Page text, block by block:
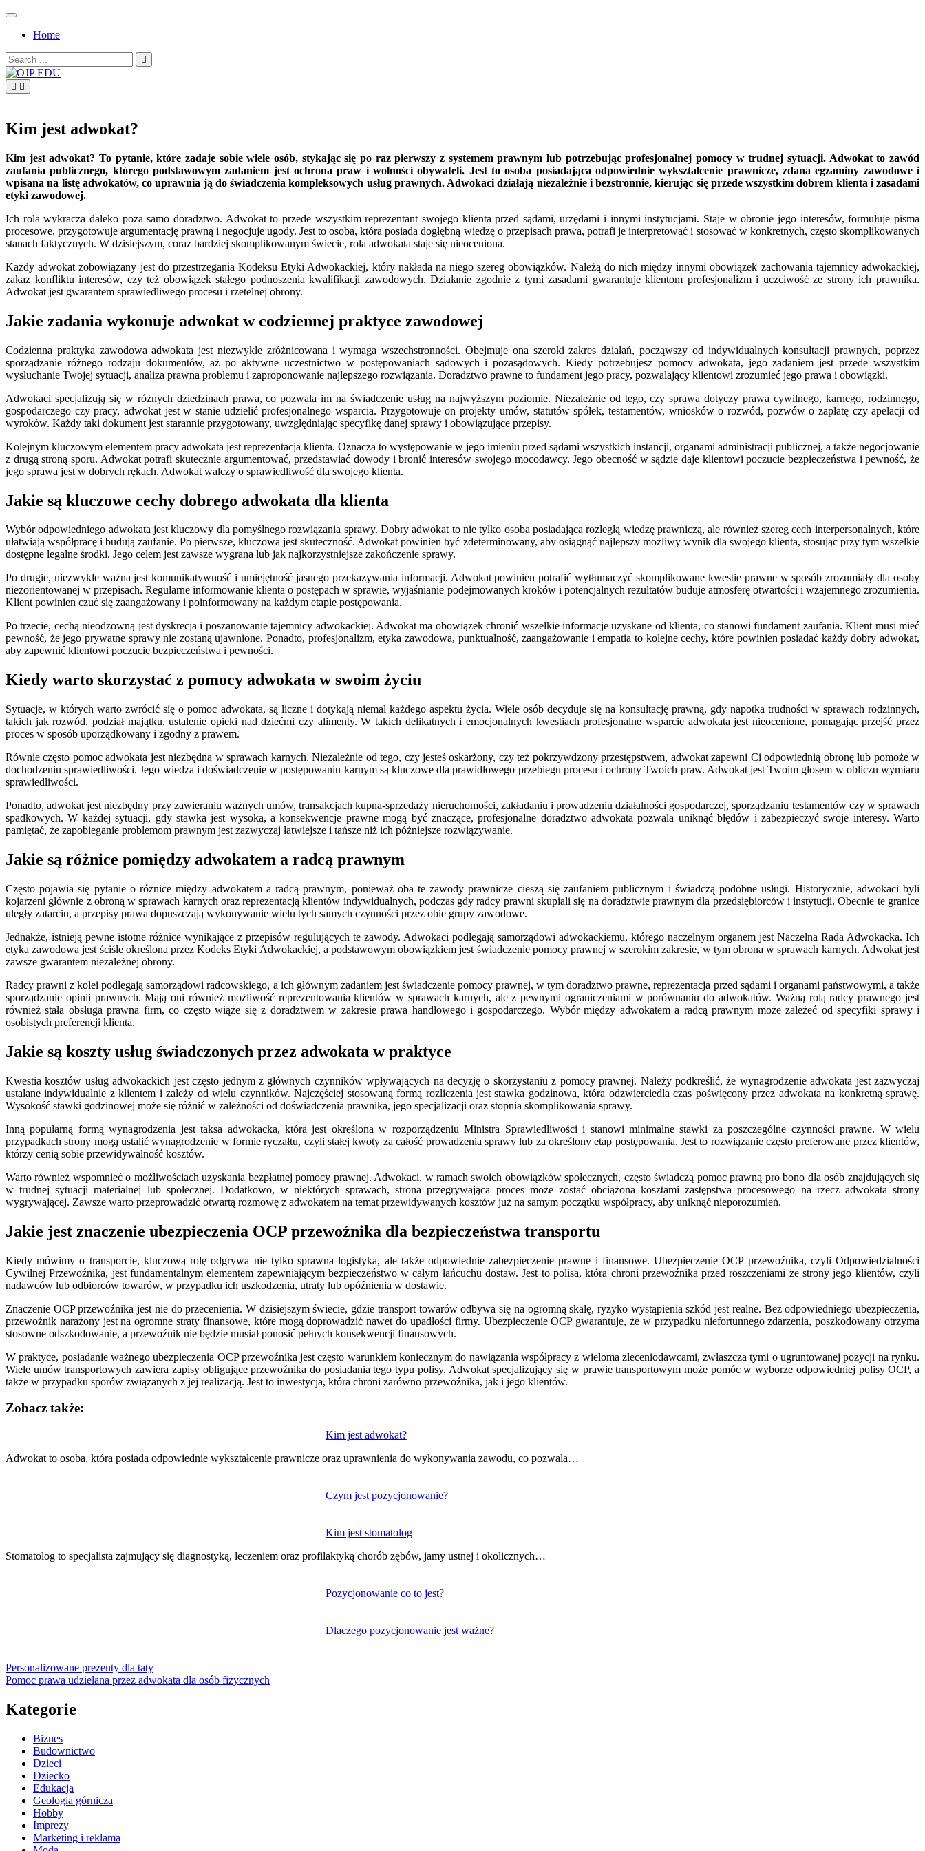
Skip
contentHome
Search
for:
Kim jest adwokat?
Kim jest adwokat? To pytanie, które zadaje sobie wiele osób, stykając się po raz pierwszy z systemem prawnym lub potrzebując profesjonalnej pomocy w trudnej sytuacji. Adwokat to zawód
zaufania publicznego, którego podstawowym zadaniem jest ochrona praw i wolności obywateli. Jest to osoba posiadająca odpowiednie wykształcenie prawnicze, zdana egzaminy zawodowe i
wpisana na listę adwokatów, co uprawnia ją do świadczenia kompleksowych usług prawnych. Adwokaci działają niezależnie i bezstronnie, kierując się przede wszystkim dobrem klienta i zasadami
etyki zawodowej.
Ich rola wykracza daleko poza samo doradztwo. Adwokat to przede wszystkim reprezentant swojego klienta przed sądami, urzędami i innymi instytucjami. Staje w obronie jego interesów, formułuje pisma
procesowe, przygotowuje argumentację prawną i negocjuje ugody. Jest to osoba, która posiada dogłębną wiedzę o przepisach prawa, potrafi je interpretować i stosować w konkretnych, często skomplikowanych
stanach faktycznych. W dzisiejszym, coraz bardziej skomplikowanym świecie, rola adwokata staje się nieoceniona.
Każdy adwokat zobowiązany jest do przestrzegania Kodeksu Etyki Adwokackiej, który nakłada na niego szereg obowiązków. Należą do nich między innymi obowiązek zachowania tajemnicy adwokackiej,
zakaz konfliktu interesów, czy też obowiązek stałego podnoszenia kwalifikacji zawodowych. Działanie zgodnie z tymi zasadami gwarantuje klientom profesjonalizm i uczciwość ze strony ich prawnika.
Adwokat jest gwarantem sprawiedliwego procesu i rzetelnej obrony.
Jakie zadania wykonuje adwokat w codziennej praktyce zawodowej
Codzienna praktyka zawodowa adwokata jest niezwykle zróżnicowana i wymaga wszechstronności. Obejmuje ona szeroki zakres działań, począwszy od indywidualnych konsultacji prawnych, poprzez
sporządzanie różnego rodzaju dokumentów, aż po aktywne uczestnictwo w postępowaniach sądowych i pozasądowych. Kiedy potrzebujesz pomocy adwokata, jego zadaniem jest przede wszystkim
wysłuchanie Twojej sytuacji, analiza prawna problemu i zaproponowanie najlepszego rozwiązania. Doradztwo prawne to fundament jego pracy, pozwalający klientowi zrozumieć jego prawa i obowiązki.
Adwokaci specjalizują się w różnych dziedzinach prawa, co pozwala im na świadczenie usług na najwyższym poziomie. Niezależnie od tego, czy sprawa dotyczy prawa cywilnego, karnego, rodzinnego,
gospodarczego czy pracy, adwokat jest w stanie udzielić profesjonalnego wsparcia. Przygotowuje on projekty umów, statutów spółek, testamentów, wniosków o rozwód, pozwów o zapłatę czy apelacji od
wyroków. Każdy taki dokument jest starannie przygotowany, uwzględniając specyfikę danej sprawy i obowiązujące przepisy.
Kolejnym kluczowym elementem pracy adwokata jest reprezentacja klienta. Oznacza to występowanie w jego imieniu przed sądami wszystkich instancji, organami administracji publicznej, a także negocjowanie
z drugą stroną sporu. Adwokat potrafi skutecznie argumentować, przedstawiać dowody i bronić interesów swojego mocodawcy. Jego obecność w sądzie daje klientowi poczucie bezpieczeństwa i pewność, że
jego sprawa jest w dobrych rękach. Adwokat walczy o sprawiedliwość dla swojego klienta.
Jakie są kluczowe cechy dobrego adwokata dla klienta
Wybór odpowiedniego adwokata jest kluczowy dla pomyślnego rozwiązania sprawy. Dobry adwokat to nie tylko osoba posiadająca rozległą wiedzę prawniczą, ale również szereg cech interpersonalnych, które
ułatwiają współpracę i budują zaufanie. Po pierwsze, kluczowa jest skuteczność. Adwokat powinien być zdeterminowany, aby osiągnąć najlepszy możliwy wynik dla swojego klienta, stosując przy tym wszelkie
dostępne legalne środki. Jego celem jest zawsze wygrana lub jak najkorzystniejsze zakończenie sprawy.
Po drugie, niezwykle ważna jest komunikatywność i umiejętność jasnego przekazywania informacji. Adwokat powinien potrafić wytłumaczyć skomplikowane kwestie prawne w sposób zrozumiały dla osoby
niezorientowanej w przepisach. Regularne informowanie klienta o postępach w sprawie, wyjaśnianie podejmowanych kroków i potencjalnych rezultatów buduje atmosferę otwartości i wzajemnego zrozumienia.
Klient powinien czuć się zaangażowany i poinformowany na każdym etapie postępowania.
Po trzecie, cechą nieodzowną jest dyskrecja i poszanowanie tajemnicy adwokackiej. Adwokat ma obowiązek chronić wszelkie informacje uzyskane od klienta, co stanowi fundament zaufania. Klient musi mieć
pewność, że jego prywatne sprawy nie zostaną ujawnione. Ponadto, profesjonalizm, etyka zawodowa, punktualność, zaangażowanie i empatia to kolejne cechy, które powinien posiadać każdy dobry adwokat,
aby zapewnić klientowi poczucie bezpieczeństwa i pewności.
Kiedy warto skorzystać z pomocy adwokata w swoim życiu
Sytuacje, w których warto zwrócić się o pomoc adwokata, są liczne i dotykają niemal każdego aspektu życia. Wiele osób decyduje się na konsultację prawną, gdy napotka trudności w sprawach rodzinnych,
takich jak rozwód, podział majątku, ustalenie opieki nad dziećmi czy alimenty. W takich delikatnych i emocjonalnych kwestiach profesjonalne wsparcie adwokata jest nieocenione, pomagając przejść przez
proces w sposób uporządkowany i zgodny z prawem.
Równie często pomoc adwokata jest niezbędna w sprawach karnych. Niezależnie od tego, czy jesteś oskarżony, czy też pokrzywdzony przestępstwem, adwokat zapewni Ci odpowiednią obronę lub pomoże w
dochodzeniu sprawiedliwości. Jego wiedza i doświadczenie w postępowaniu karnym są kluczowe dla prawidłowego przebiegu procesu i ochrony Twoich praw. Adwokat jest Twoim głosem w obliczu wymiaru
sprawiedliwości.
Ponadto, adwokat jest niezbędny przy zawieraniu ważnych umów, transakcjach kupna-sprzedaży nieruchomości, zakładaniu i prowadzeniu działalności gospodarczej, sporządzaniu testamentów czy w sprawach
spadkowych. W każdej sytuacji, gdy stawka jest wysoka, a konsekwencje prawne mogą być znaczące, profesjonalne doradztwo adwokata pozwala uniknąć błędów i zabezpieczyć swoje interesy. Warto
pamiętać, że zapobieganie problemom prawnym jest zazwyczaj łatwiejsze i tańsze niż ich późniejsze rozwiązywanie.
Jakie są różnice pomiędzy adwokatem a radcą prawnym
Często pojawia się pytanie o różnice między adwokatem a radcą prawnym, ponieważ oba te zawody prawnicze cieszą się zaufaniem publicznym i świadczą podobne usługi. Historycznie, adwokaci byli
kojarzeni głównie z obroną w sprawach karnych oraz reprezentacją klientów indywidualnych, podczas gdy radcy prawni skupiali się na doradztwie prawnym dla przedsiębiorców i instytucji. Obecnie te granice
uległy zatarciu, a przepisy prawa dopuszczają wykonywanie wielu tych samych czynności przez obie grupy zawodowe.
Jednakże, istnieją pewne istotne różnice wynikające z przepisów regulujących te zawody. Adwokaci podlegają samorządowi adwokackiemu, którego naczelnym organem jest Naczelna Rada Adwokacka. Ich
etyka zawodowa jest ściśle określona przez Kodeks Etyki Adwokackiej, a podstawowym obowiązkiem jest świadczenie pomocy prawnej w szerokim zakresie, w tym obrona w sprawach karnych. Adwokat jest
zawsze gwarantem niezależnej obrony.
Radcy prawni z kolei podlegają samorządowi radcowskiego, a ich głównym zadaniem jest świadczenie pomocy prawnej, w tym doradztwo prawne, reprezentacja przed sądami i organami państwowymi, a także
sporządzanie opinii prawnych. Mają oni również możliwość reprezentowania klientów w sprawach karnych, ale z pewnymi ograniczeniami w porównaniu do adwokatów. Ważną rolą radcy prawnego jest
również stała obsługa prawna firm, co często wiąże się z doradztwem w zakresie prawa handlowego i gospodarczego. Wybór między adwokatem a radcą prawnym może zależeć od specyfiki sprawy i
osobistych preferencji klienta.
Jakie są koszty usług świadczonych przez adwokata w praktyce
Kwestia kosztów usług adwokackich jest często jednym z głównych czynników wpływających na decyzję o skorzystaniu z pomocy prawnej. Należy podkreślić, że wynagrodzenie adwokata jest zazwyczaj
ustalane indywidualnie z klientem i zależy od wielu czynników. Najczęściej stosowaną formą rozliczenia jest stawka godzinowa, która odzwierciedla czas poświęcony przez adwokata na konkretną sprawę.
Wysokość stawki godzinowej może się różnić w zależności od doświadczenia prawnika, jego specjalizacji oraz stopnia skomplikowania sprawy.
Inną popularną formą wynagrodzenia jest taksa adwokacka, która jest określona w rozporządzeniu Ministra Sprawiedliwości i stanowi minimalne stawki za poszczególne czynności prawne. W wielu
przypadkach strony mogą ustalić wynagrodzenie w formie ryczałtu, czyli stałej kwoty za całość prowadzenia sprawy lub za określony etap postępowania. Jest to rozwiązanie często preferowane przez klientów,
którzy cenią sobie przewidywalność kosztów.
Warto również wspomnieć o możliwościach uzyskania bezpłatnej pomocy prawnej. Adwokaci, w ramach swoich obowiązków społecznych, często świadczą pomoc prawną pro bono dla osób znajdujących się
w trudnej sytuacji materialnej lub społecznej. Dodatkowo, w niektórych sprawach, strona przegrywająca proces może zostać obciążona kosztami zastępstwa procesowego na rzecz adwokata strony
wygrywającej. Zawsze warto przeprowadzić otwartą rozmowę z adwokatem na temat przewidywanych kosztów już na samym początku współpracy, aby uniknąć nieporozumień.
Jakie jest znaczenie ubezpieczenia OCP przewoźnika dla bezpieczeństwa transportu
Kiedy mówimy o transporcie, kluczową rolę odgrywa nie tylko sprawna logistyka, ale także odpowiednie zabezpieczenie prawne i finansowe. Ubezpieczenie OCP przewoźnika, czyli Odpowiedzialności
Cywilnej Przewoźnika, jest fundamentalnym elementem zapewniającym bezpieczeństwo w całym łańcuchu dostaw. Jest to polisa, która chroni przewoźnika przed roszczeniami ze strony jego klientów, czyli
nadawców lub odbiorców towarów, w przypadku ich uszkodzenia, utraty lub opóźnienia w dostawie.
Znaczenie OCP przewoźnika jest nie do przecenienia. W dzisiejszym świecie, gdzie transport towarów odbywa się na ogromną skalę, ryzyko wystąpienia szkód jest realne. Bez odpowiedniego ubezpieczenia,
przewoźnik narażony jest na ogromne straty finansowe, które mogą doprowadzić nawet do upadłości firmy. Ubezpieczenie OCP gwarantuje, że w przypadku niefortunnego zdarzenia, poszkodowany otrzyma
stosowne odszkodowanie, a przewoźnik nie będzie musiał ponosić pełnych konsekwencji finansowych.
W praktyce, posiadanie ważnego ubezpieczenia OCP przewoźnika jest często warunkiem koniecznym do nawiązania współpracy z wieloma zleceniodawcami, zwłaszcza tymi o ugruntowanej pozycji na rynku.
Wiele umów transportowych zawiera zapisy obligujące przewoźnika do posiadania tego typu polisy. Adwokat specjalizujący się w prawie transportowym może pomóc w wyborze odpowiedniej polisy OCP, a
także w przypadku sporów związanych z jej realizacją. Jest to inwestycja, która chroni zarówno przewoźnika, jak i jego klientów.
Zobacz także:
Kim jest adwokat?
Adwokat to osoba, która posiada odpowiednie wykształcenie prawnicze oraz uprawnienia do wykonywania zawodu, co pozwala…
Czym jest pozycjonowanie?
Kim jest stomatolog
Stomatolog to specjalista zajmujący się diagnostyką, leczeniem oraz profilaktyką chorób zębów, jamy ustnej i okolicznych…
Pozycjonowanie co to jest?
Dlaczego pozycjonowanie jest ważne?
wpisu
Personalizowane prezenty dla taty
Pomoc prawa udzielana przez adwokata dla osób fizycznych
Kategorie
Biznes
Budownictwo
Dzieci
Dziecko
Edukacja
Geologia górnicza
Hobby
Imprezy
Marketing i reklama